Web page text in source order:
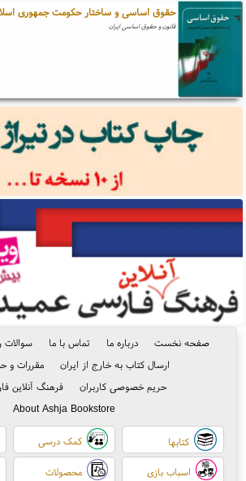
حقوق اساسی و ساختار حکومت جمهوری
قانون و حقوق اساسی ایران
صفحه نخست درباره ما تماس با ما سوالات
ارسال کتاب به خارج از ایران
مقررات و
حریم خصوصی کاربران
فرهنگ آنلاین
About Ashja Bookstore
کتابها کمک درسی
اسباب بازی
محصولات